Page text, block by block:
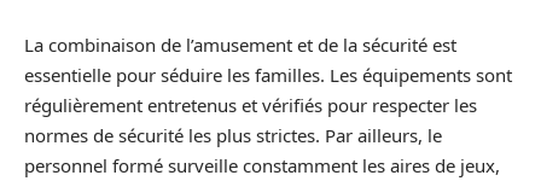
La combinaison de l’amusement et de la sécurité est
essentielle pour séduire les familles. Les équipements sont
régulièrement entretenus et vérifiés pour respecter les
normes de sécurité les plus strictes. Par ailleurs, le
personnel formé surveille constamment les aires de jeux,